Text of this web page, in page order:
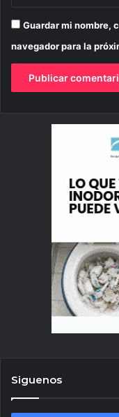
Guardar mi nombre,
navegador para la
Siguenos